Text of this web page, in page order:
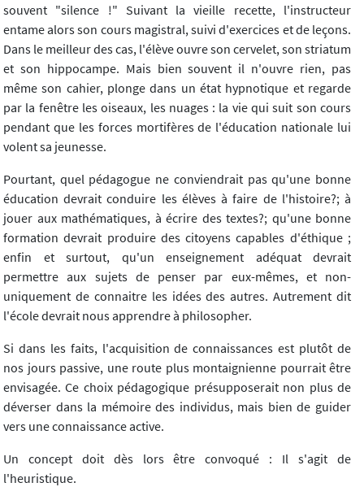
souvent "silence !" Suivant la vieille recette, l'instructeur
entame alors son cours magistral, suivi d'exercices et de leçons.
Dans le meilleur des cas, l'élève ouvre son cervelet, son striatum
et son hippocampe. Mais bien souvent il n'ouvre rien, pas
même son cahier, plonge dans un état hypnotique et regarde
par la fenêtre les oiseaux, les nuages : la vie qui suit son cours
pendant que les forces mortifères de l'éducation nationale lui
volent sa jeunesse.
Pourtant, quel pédagogue ne conviendrait pas qu'une bonne
éducation devrait conduire les élèves à faire de l'histoire?; à
jouer aux mathématiques, à écrire des textes?; qu'une bonne
formation devrait produire des citoyens capables d'éthique ;
enfin et surtout, qu'un enseignement adéquat devrait
permettre aux sujets de penser par eux-mêmes, et non-
uniquement de connaitre les idées des autres. Autrement dit
l'école devrait nous apprendre à philosopher.
Si dans les faits, l'acquisition de connaissances est plutôt de
nos jours passive, une route plus montaignienne pourrait être
envisagée. Ce choix pédagogique présupposerait non plus de
déverser dans la mémoire des individus, mais bien de guider
vers une connaissance active.
Un concept doit dès lors être convoqué : Il s'agit de
l'heuristique.